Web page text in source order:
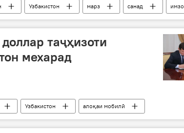
Узбакистон марз санад
имзо
таҷҳизоти
мехарад
Узбакистон
алоқаи мобилӣ
ҳамкорӣ Дар Тоҷикистон